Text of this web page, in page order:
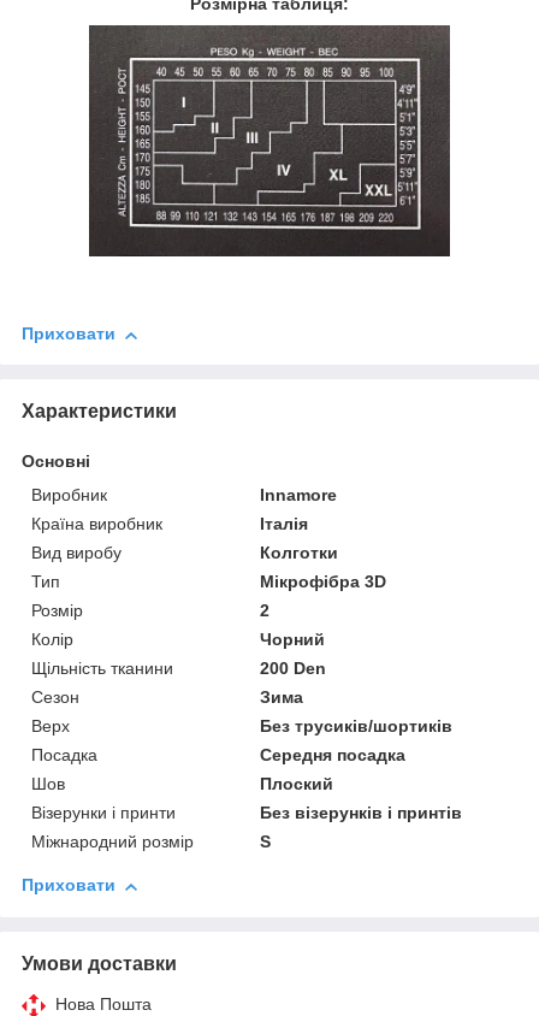
Приховати
Характеристики
Основні
Виробник
Innamore
Країна виробник
Італія
Вид виробу
Колготки
Тип
Мікрофібра 3D
Розмір
2
Колір
Чорний
Щільність тканини
200 Den
Сезон
Зима
Верх
Без трусиків/шортиків
Посадка
Середня посадка
Шов
Плоский
Візерунки і принти
Без візерунків і принтів
Міжнародний розмір
S
Приховати
Умови доставки
Нова Пошта